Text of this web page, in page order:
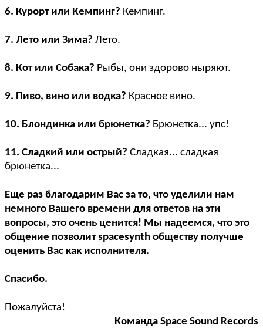
6. Курорт или Кемпинг? Кемпинг.
7. Лето или Зима? Лето.
8. Кот или Собака? Рыбы, они здорово ныряют.
9. Пиво, вино или водка? Красное вино.
10. Блондинка или брюнетка? Брюнетка... упс!
11. Сладкий или острый? Сладкая... сладкая
брюнетка...
Еще раз благодарим Вас за то, что уделили нам
немного Вашего времени для ответов на эти
вопросы, это очень ценится! Мы надеемся, что это
общение позволит spacesynth обществу получше
оценить Вас как исполнителя.
Спасибо.
Пожалуйста!
Команда Space Sound Records